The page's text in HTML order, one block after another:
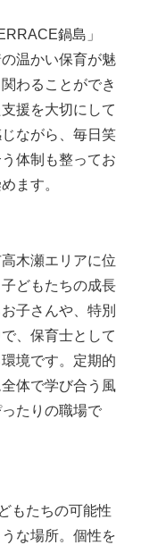
鍋島」
温かい保育が魅
わることができ
援を大切にして
ながら、毎日笑
体制も整ってお
ます。
木瀬エリアに位
どもたちの成長
子さんや、特別
、保育士として
境です。定期的
体で学び合う風
たりの職場で
もたちの可能性
な場所。個性を